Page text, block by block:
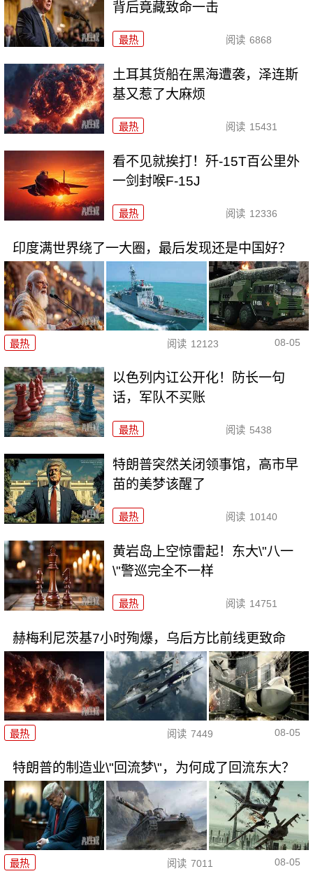
背后竟藏致命一击
最热 阅读 6868
土耳其货船在黑海遭袭，泽连斯
基又惹了大麻烦
最热 阅读 15431
看不见就挨打！歼-15T百公里外
一剑封喉F-15J
最热 阅读 12336
印度满世界绕了一大圈，最后发现还是中国好？
最热 阅读 12123 08-05
以色列内讧公开化！防长一句
话，军队不买账
最热 阅读 5438
特朗普突然关闭领事馆，高市早
苗的美梦该醒了
最热 阅读 10140
黄岩岛上空惊雷起！东大\"八一
\"警巡完全不一样
最热 阅读 14751
赫梅利尼茨基7小时殉爆，乌后方比前线更致命
最热 阅读 7449 08-05
特朗普的制造业\"回流梦\"，为何成了回流东大？
最热 阅读 7011 08-05